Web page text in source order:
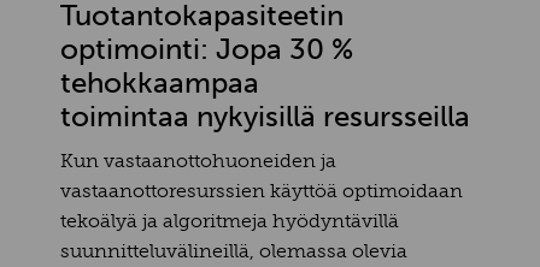
Tuotantokapasiteetin
optimointi: Jopa 30 %
tehokkaampaa
toimintaa nykyisillä resursseilla
Kun vastaanottohuoneiden ja
vastaanottoresurssien käyttöä optimoidaan
tekoälyä ja algoritmeja hyödyntävillä
suunnitteluvälineillä, olemassa olevia